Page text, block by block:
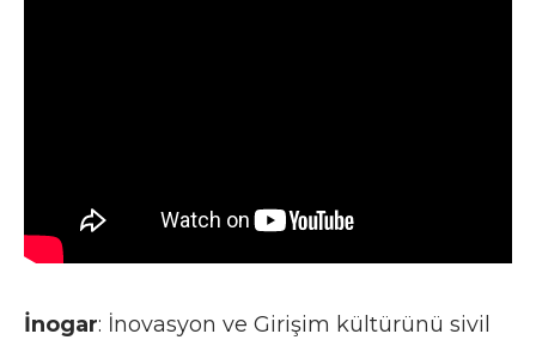
İnogar: İnovasyon ve Girişim kültürünü sivil